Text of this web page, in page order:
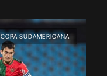
COPA SUDAMERICANA